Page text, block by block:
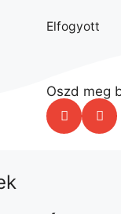
Elfogyott
Oszd meg